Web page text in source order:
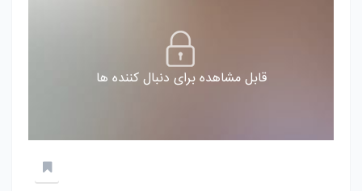
قابل مشاهده برای دنبال کننده ها